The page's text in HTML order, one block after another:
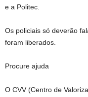
e a Politec.
Os policiais só deverão
foram liberados.
Procure ajuda
O CVV (Centro de